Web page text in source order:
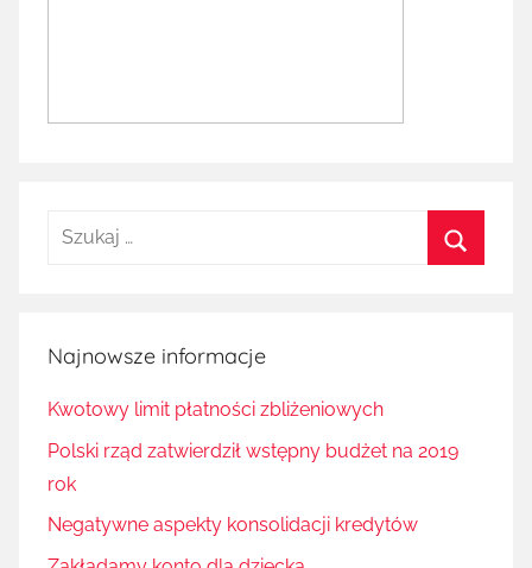
Szukaj:
Najnowsze informacje
Kwotowy limit płatności zbliżeniowych
Polski rząd zatwierdził wstępny budżet na 2019
rok
Negatywne aspekty konsolidacji kredytów